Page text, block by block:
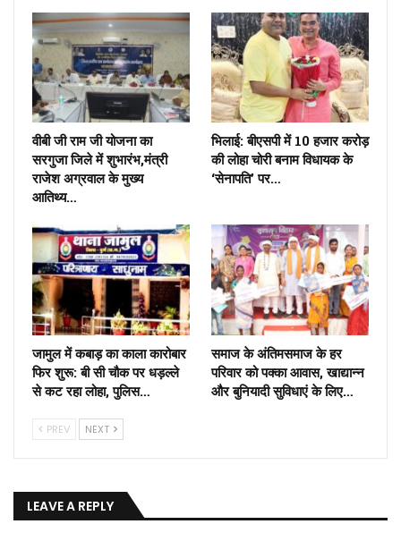
वीबी जी राम जी योजना का
सरगुजा जिले में शुभारंभ,मंत्री
राजेश अग्रवाल के मुख्य
आतिथ्य…
भिलाई: बीएसपी में 10 हजार करोड़
की लोहा चोरी बनाम विधायक के
‘सेनापति’ पर…
जामुल में कबाड़ का काला कारोबार
फिर शुरू: बी सी चौक पर धड़ल्ले
से कट रहा लोहा, पुलिस…
समाज के अंतिमसमाज के हर
परिवार को पक्का आवास, खाद्यान्न
और बुनियादी सुविधाएं के लिए…
PREV NEXT
LEAVE A REPLY